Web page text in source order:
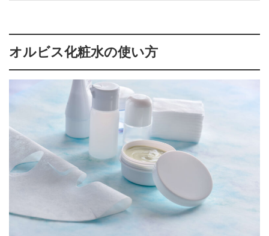
オルビス化粧水の使い方